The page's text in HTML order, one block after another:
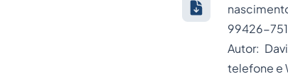
99426-
Autor:
telefone e